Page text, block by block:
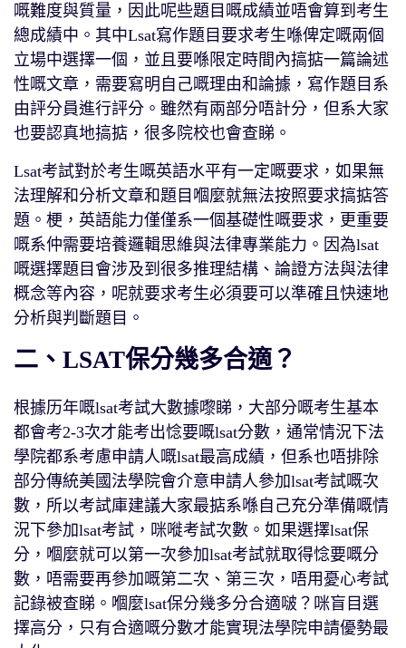
嘅難度與質量，因此呢些題目嘅成績並唔會算到考生
總成績中。其中Lsat寫作題目要求考生喺俾定嘅兩個
立場中選擇一個，並且要喺限定時間內搞掂一篇論述
性嘅文章，需要寫明自己嘅理由和論據，寫作題目系
由評分員進行評分。雖然有兩部分唔計分，但系大家
也要認真地搞掂，很多院校也會查睇。
Lsat考試對於考生嘅英語水平有一定嘅要求，如果無
法理解和分析文章和題目嗰麼就無法按照要求搞掂答
題。梗，英語能力僅僅系一個基礎性嘅要求，更重要
嘅系仲需要培養邏輯思維與法律專業能力。因為lsat
嘅選擇題目會涉及到很多推理結構、論證方法與法律
概念等內容，呢就要求考生必須要可以準確且快速地
分析與判斷題目。
二、LSAT保分幾多合適？
根據历年嘅lsat考試大數據嚟睇，大部分嘅考生基本
都會考2-3次才能考出惗要嘅lsat分數，通常情況下法
學院都系考慮申請人嘅lsat最高成績，但系也唔排除
部分傳統美國法學院會介意申請人參加lsat考試嘅次
數，所以考試庫建議大家最掂系喺自己充分準備嘅情
況下參加lsat考試，咪嘥考試次數。如果選擇lsat保
分，嗰麼就可以第一次參加lsat考試就取得惗要嘅分
數，唔需要再參加嘅第二次、第三次，唔用憂心考試
記錄被查睇。嗰麼lsat保分幾多分合適啵？咪盲目選
擇高分，只有合適嘅分數才能實現法學院申請優勢最